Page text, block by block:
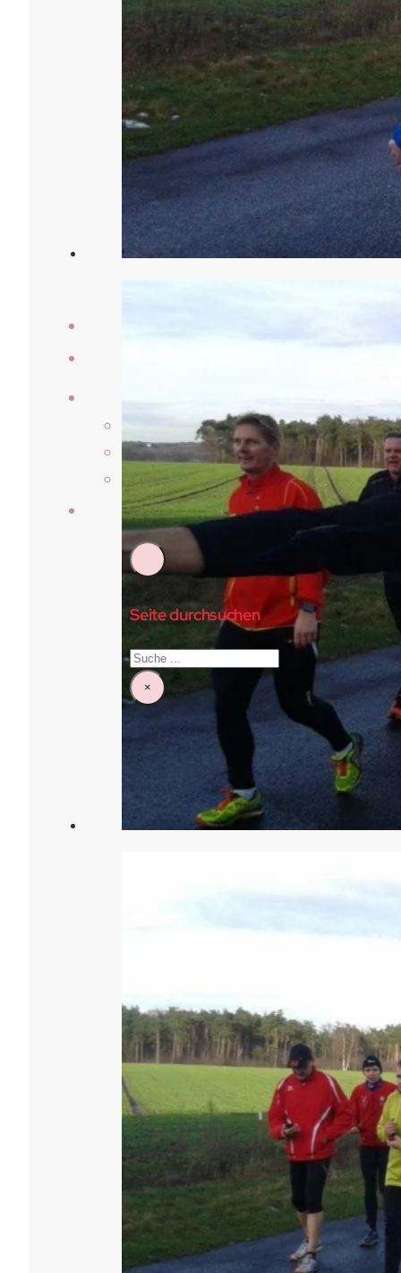
Über Uns
Vorstand & Beirat
Satzung
Kontakt
Seite durchsuchen
Suchen
×